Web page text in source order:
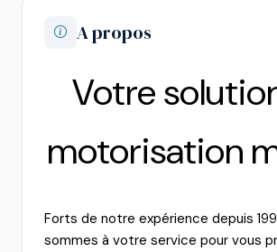
A propos
Votre
motorisation
Forts de notre expérience depuis
sommes à votre service pour vous